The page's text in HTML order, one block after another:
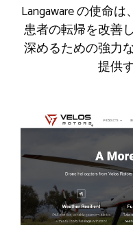
Langaware の使命
患者の転帰を改善
深めるための強力
提供